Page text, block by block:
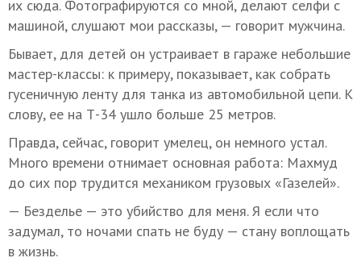
их сюда. Фотографируются со мной, делают селфи с
машиной, слушают мои рассказы, — говорит мужчина.
Бывает, для детей он устраивает в гараже небольшие
мастер-классы: к примеру, показывает, как собрать
гусеничную ленту для танка из автомобильной цепи. К
слову, ее на Т-34 ушло больше 25 метров.
Правда, сейчас, говорит умелец, он немного устал.
Много времени отнимает основная работа: Махмуд
до сих пор трудится механиком грузовых «Газелей».
— Безделье — это убийство для меня. Я если что
задумал, то ночами спать не буду — стану воплощать
в жизнь.